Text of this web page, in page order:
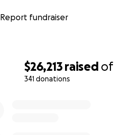
$26,213 raised of
341 donations
Report fundraiser